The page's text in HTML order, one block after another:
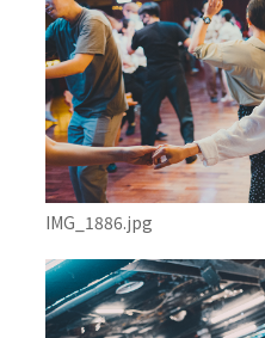
IMG_1886.jpg